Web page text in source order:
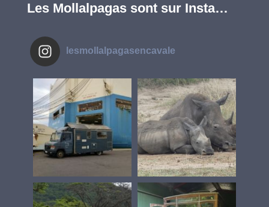
Les Mollalpagas sont sur Insta…
lesmollalpagasencavale